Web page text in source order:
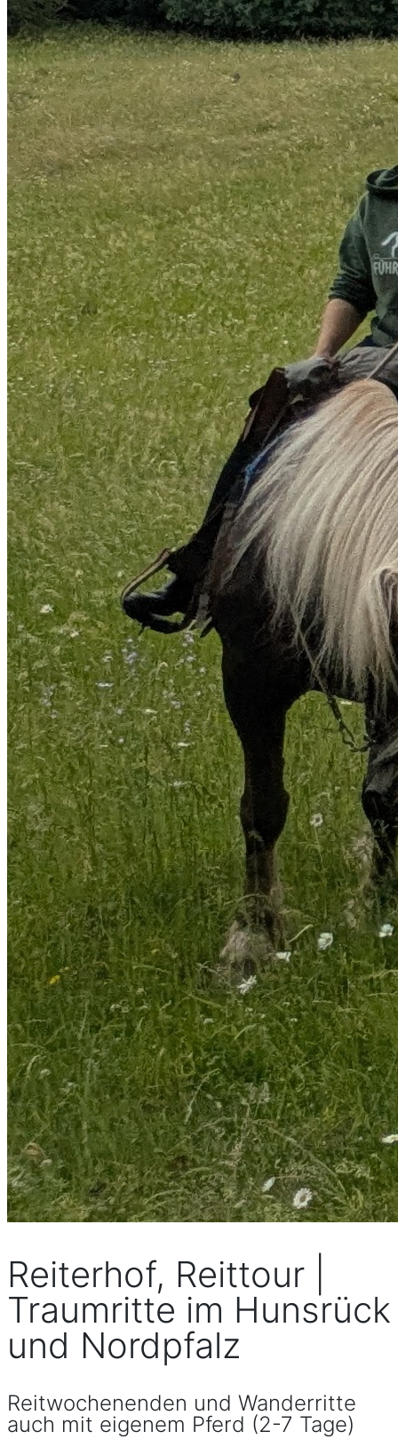
Reiterhof, Reittour |
Traumritte im Hunsrück
und Nordpfalz
Reitwochenenden und Wanderritte
auch mit eigenem Pferd (2-7 Tage)